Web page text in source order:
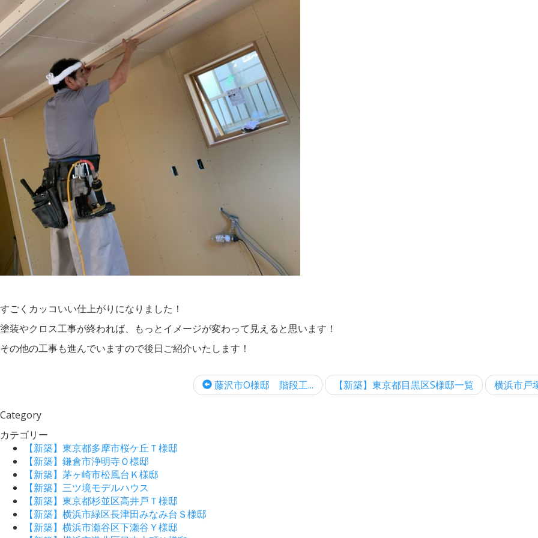
すごくカッコいい仕上がりになりました！
塗装やクロス工事が終われば、もっとイメージが変わって見えると思います！
その他の工事も進んでいますので後日ご紹介いたします！
藤沢市O様邸 階段工... 【新築】東京都目黒区S様邸一覧 横浜市戸
Category
カテゴリー
【新築】東京都多摩市桜ケ丘Ｔ様邸
【新築】鎌倉市浄明寺Ｏ様邸
【新築】茅ヶ崎市松風台Ｋ様邸
【新築】三ツ境モデルハウス
【新築】東京都杉並区高井戸Ｔ様邸
【新築】横浜市緑区長津田みなみ台Ｓ様邸
【新築】横浜市瀬谷区下瀬谷Ｙ様邸